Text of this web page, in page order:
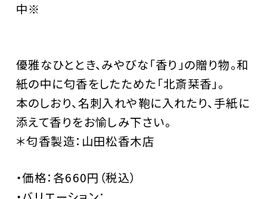
中※
優雅なひととき、みやびな「香り」の贈り物。和
紙の中に匂香をしたためた「北斎栞香」。
本のしおり、名刺入れや鞄に入れたり、手紙に
添えて香りをお愉しみ下さい。
＊匂香製造：山田松香木店
・価格：各660円（税込）